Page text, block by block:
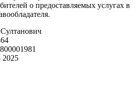
о предоставляемых услугах в
2025